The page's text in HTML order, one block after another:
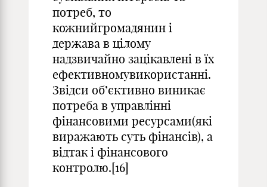
потреб, то
кожнийгромадянин і
держава в цілому
надзвичайно зацікавлені в їх
ефективномувикористанні.
Звідси об’єктивно виникає
потреба в управлінні
фінансовими ресурсами(які
виражають суть фінансів), а
відтак і фінансового
контролю.[16]